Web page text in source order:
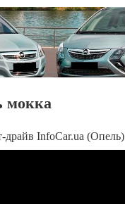
мокка
драйв InfoCar.ua (Опель)